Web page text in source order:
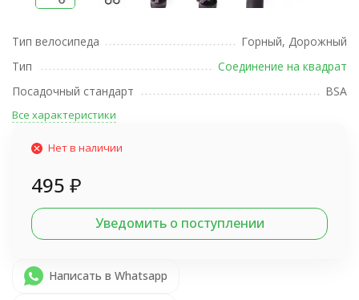
Тип велосипеда
Горный, Дорожный
Тип
Соединение на квадрат
Посадочный стандарт
BSA
Все характеристики
Нет в наличии
495 ₽
Уведомить о поступлении
Написать в Whatsapp